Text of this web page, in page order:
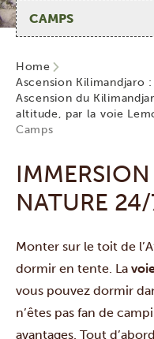
Choisir une page
Home
Ascension Kilimandjaro
Ascension du
altitude, par la voie
Camps
NATURE
Monter sur le toit de
dormir en tente. La
vous pouvez dormir
n’êtes pas fan de
avantages. Tout